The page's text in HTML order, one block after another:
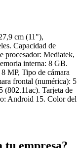
cm (11"),
Capacidad de
procesador: Mediatek,
interna: 8 GB.
MP, Tipo de cámara
frontal (numérica): 5
(802.11ac). Tarjeta de
Android 15. Color del